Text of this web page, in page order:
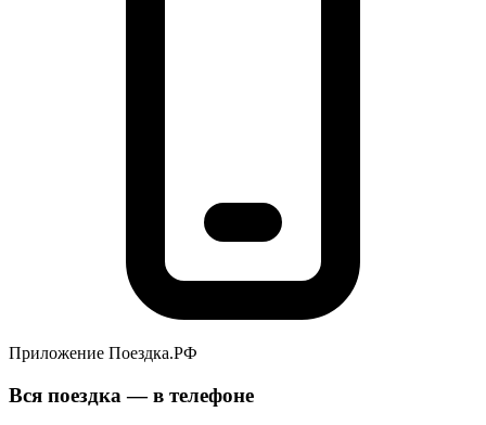
Приложение Поездка.РФ
Вся поездка — в телефоне